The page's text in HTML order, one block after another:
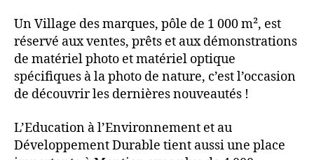
Un Village des marques, pôle de 1 000 m², est
réservé aux ventes, prêts et aux démonstrations
de matériel photo et matériel optique
spécifiques à la photo de nature, c’est l’occasion
de découvrir les dernières nouveautés !
L’Education à l’Environnement et au
Développement Durable tient aussi une place